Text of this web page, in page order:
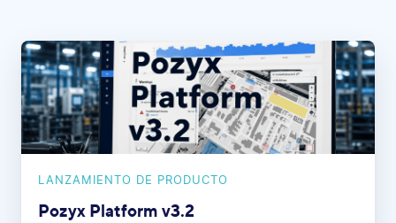
LANZAMIENTO DE PRODUCTO
Pozyx Platform v3.2